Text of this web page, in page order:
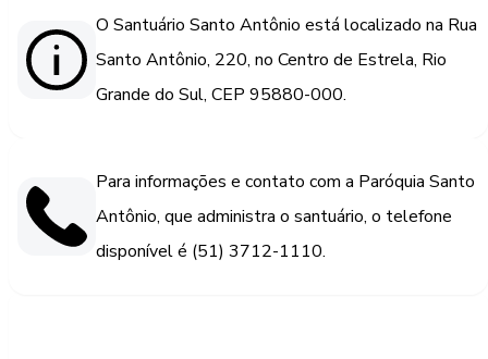
O Santuário Santo Antônio está localizado na Rua
Santo Antônio, 220, no Centro de Estrela, Rio
Grande do Sul, CEP 95880-000.
Para informações e contato com a Paróquia Santo
Antônio, que administra o santuário, o telefone
disponível é (51) 3712-1110.